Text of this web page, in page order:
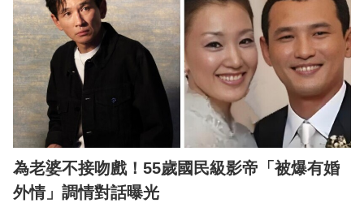
為老婆不接吻戲！55歲國民級影帝「被爆有婚
外情」調情對話曝光